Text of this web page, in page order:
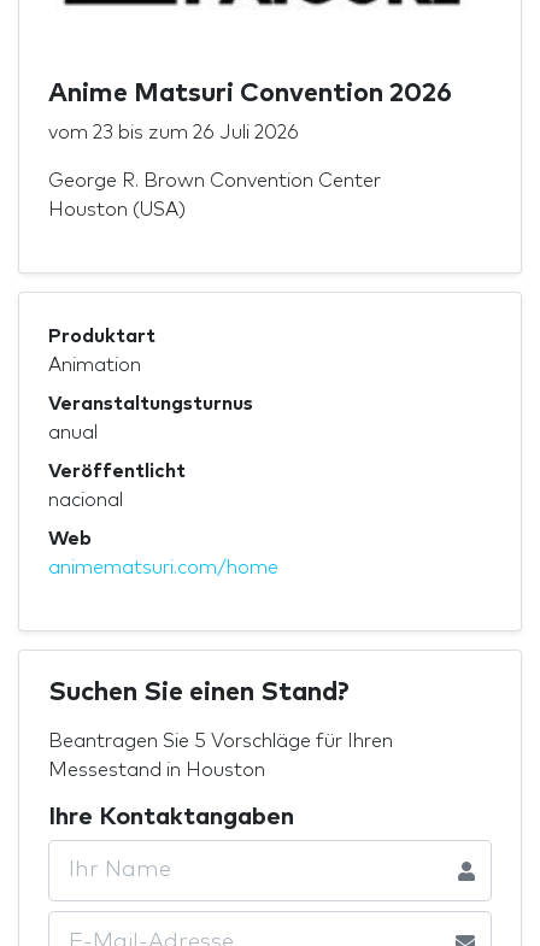
Anime Matsuri Convention 2026
vom 23 bis zum 26 Juli 2026
George R. Brown Convention Center
Houston (USA)
Produktart
Animation
Veranstaltungsturnus
anual
Veröffentlicht
nacional
Web
animematsuri.com/home
Suchen Sie einen Stand?
Beantragen Sie 5 Vorschläge für Ihren
Messestand in Houston
Ihre Kontaktangaben